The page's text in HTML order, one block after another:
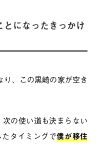
になったきっかけ
、この黒崎の家が空き
の使い道も決まらない
タイミングで僕が移住